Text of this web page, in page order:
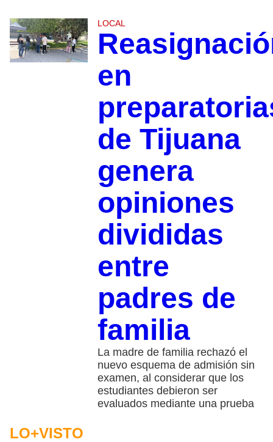
LOCAL
en
de Tijuana
genera
opiniones
divididas
entre
padres de
familia
La madre de familia rechazó el
nuevo esquema de admisión sin
examen, al considerar que los
estudiantes debieron ser
evaluados mediante una prueba
LO+VISTO